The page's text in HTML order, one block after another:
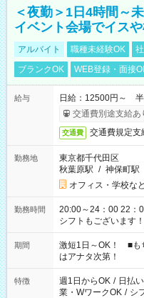
＜夜勤＞1日4時間～
イベント会場でイス
アルバイト 職種未経験OK
ブランクOK
WEB登録・面接
給与
日給：12500円～
交通費別途支給あ
交通費 交通費規定支
勤務地
東京都千代田区
秋葉原駅 / 神保町駅
オフィス・学校な
勤務時間
20:00～24：00 22：00
シフトもございます
期間
激短1日～OK！ ■も
はアナタ次第！
特徴 週1日からOK / 日払
業・WワークOK / シ